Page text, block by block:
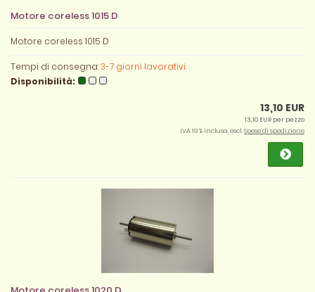
Motore coreless 1015 D
Motore coreless 1015 D
Tempi di consegna:3-7 giorni lavorativi
Disponibilità:
13,10 EUR
13,10 EUR per pezzo
IVA 19 % inclusa. escl.Spese di spedizione